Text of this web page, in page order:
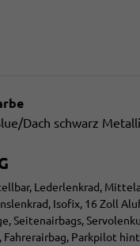
Dach schwarz
Lederlenkrad,
Isofix, 16 Zoll
Seitenairbags,
Fahrerairbag, Parkpilot